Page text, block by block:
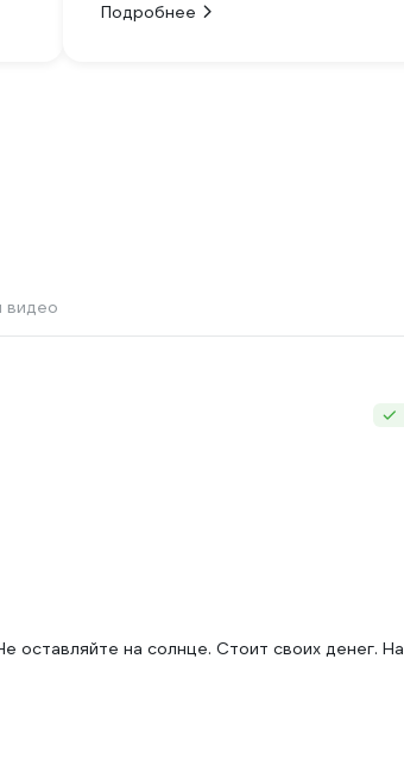
Подробнее
видео
на солнце. Стоит своих денег. На